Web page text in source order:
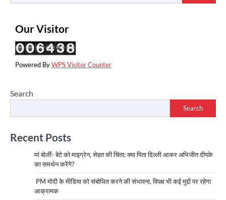
for:
Our Visitor
Powered ByWPS Visitor Counter
Search
Search
Recent Posts
मां बोलीं- बेटे को माइग्रेन, सेहत की चिंता; क्या पिता दिल्ली आकर अभिजीत दीपके
का समर्थन करेंगे?
PM मोदी के मीडिया को संबोधित करने की संभावना, विपक्ष भी कई मुद्दों पर रहेगा
आक्रामक